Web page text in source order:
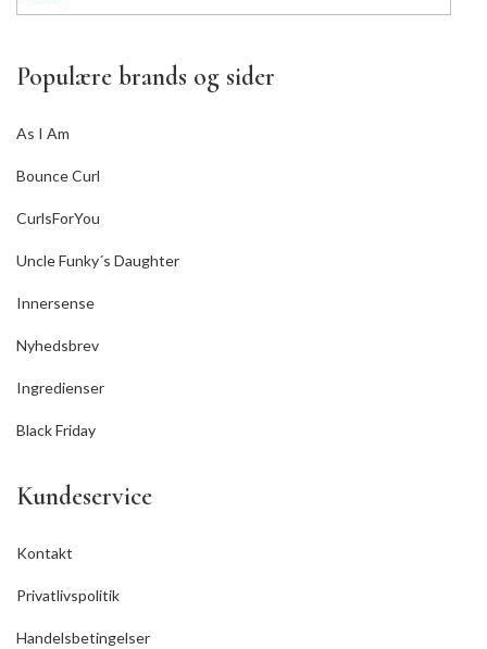
Populære brands og sider
As I Am
Bounce Curl
CurlsForYou
Uncle Funky´s Daughter
Innersense
Nyhedsbrev
Ingredienser
Black Friday
Kundeservice
Kontakt
Privatlivspolitik
Handelsbetingelser